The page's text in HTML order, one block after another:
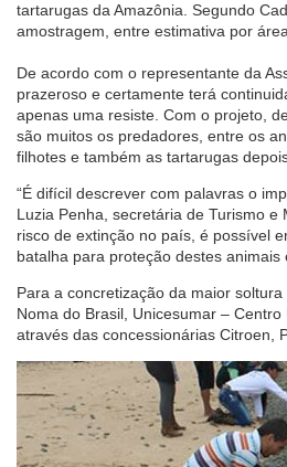
tartarugas da Amazônia. Segundo
amostragem, entre estimativa por
De acordo com o representante da
prazeroso e certamente terá
apenas uma resiste. Com o projeto,
são muitos os predadores, entre os
filhotes e também as tartarugas
“É difícil descrever com palavras o
Luzia Penha, secretária de Turismo
risco de extinção no país, é possível
batalha para proteção destes
Para a concretização da maior
Noma do Brasil, Unicesumar –
através das concessionárias Citroen,